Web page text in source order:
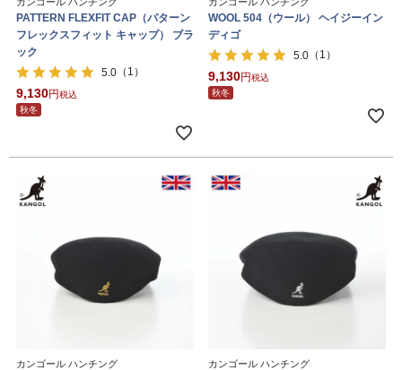
PATTERN FLEXFIT CAP（パターン
フレックスフィット キャップ） ブラ
ック
5.0 （1）
9,130
税込
秋冬
WOOL 504（ウール） ヘイジーイン
ディゴ
5.0 （1）
9,130
税込
秋冬
カンゴール ハンチング カンゴール ハンチング